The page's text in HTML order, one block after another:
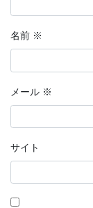
名前 ※
メール ※
サイト